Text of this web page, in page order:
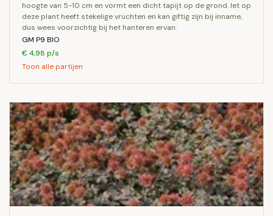
hoogte van 5-10 cm en vormt een dicht tapijt op de grond. let op
deze plant heeft stekelige vruchten en kan giftig zijn bij inname,
dus wees voorzichtig bij het hanteren ervan.
GM P9 BIO
€ 4,98 p/s
Toon alle partijen